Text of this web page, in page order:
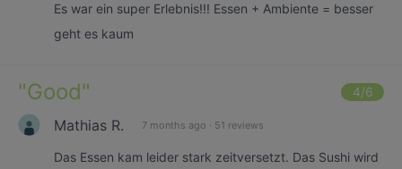
Es war ein super Erlebnis!!! Essen + Ambiente = besser
geht es kaum
"Good" 4/6
Mathias R. 7 months ago · 51 reviews
Das Essen kam leider stark zeitversetzt. Das Sushi wird